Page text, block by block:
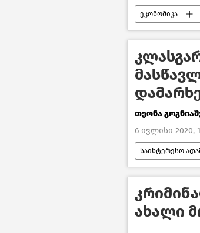
ეკონომიკა
საქართველოს
თეონა
6 ივლისი 2020,
საინტერესო
კლასგარეშე
ახალი